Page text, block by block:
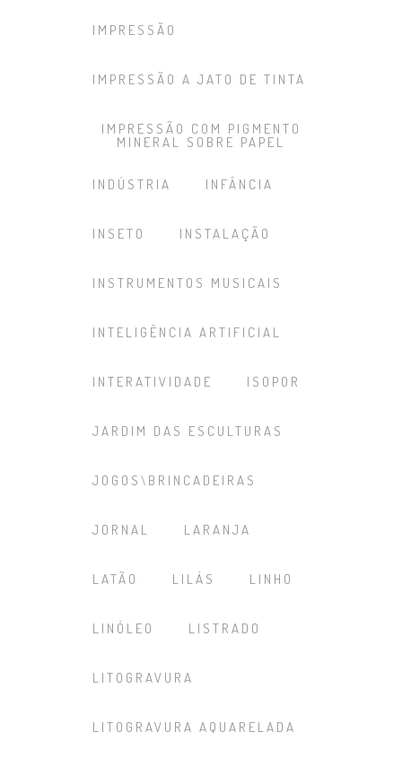
IMPRESSÃO
IMPRESSÃO A JATO DE TINTA
IMPRESSÃO COM PIGMENTO
MINERAL SOBRE PAPEL
INDÚSTRIA INFÂNCIA
INSETO INSTALAÇÃO
INSTRUMENTOS MUSICAIS
INTELIGÊNCIA ARTIFICIAL
INTERATIVIDADE ISOPOR
JARDIM DAS ESCULTURAS
JOGOS\BRINCADEIRAS
JORNAL LARANJA
LATÃO LILÁS LINHO
LINÓLEO LISTRADO
LITOGRAVURA
LITOGRAVURA AQUARELADA